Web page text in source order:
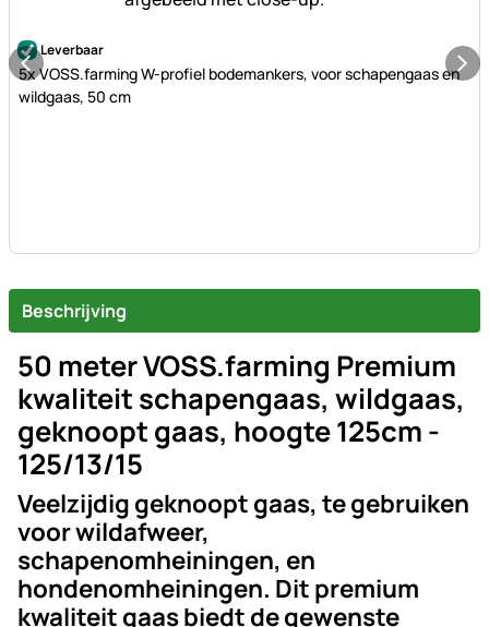
Nog geen beoordelingen geplaatst
Leverbaar
5x VOSS.farming W-profiel bodemankers, voor schapengaas en
wildgaas, 50 cm
Beschrijving
50 meter VOSS.farming Premium
kwaliteit schapengaas, wildgaas,
geknoopt gaas, hoogte 125cm -
125/13/15
Veelzijdig geknoopt gaas, te gebruiken
voor wildafweer,
schapenomheiningen, en
hondenomheiningen. Dit premium
kwaliteit gaas biedt de gewenste